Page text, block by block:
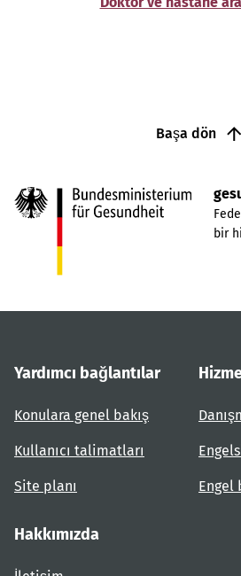
Başa dön
bir
Yardımcı bağlantılar
Konulara genel bakış
Kullanıcı talimatları
Site planı
Hakkımızda